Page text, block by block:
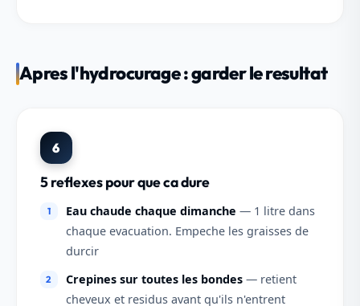
Apres l'hydrocurage : garder le resultat
6
5 reflexes pour que ca dure
Eau chaude chaque dimanche — 1 litre dans
chaque evacuation. Empeche les graisses de
durcir
Crepines sur toutes les bondes— retient
cheveux et residus avant qu'ils n'entrent